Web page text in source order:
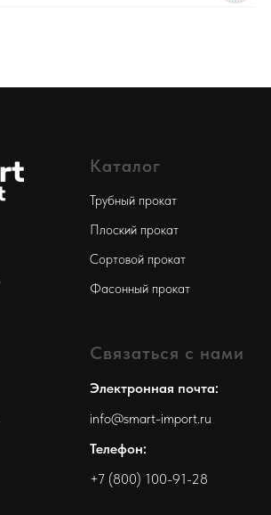
Каталог
Трубный прокат
Плоский прокат
Сортовой прокат
Фасонный прокат
Связаться с нами
Электронная почта:
info@smart-import.ru
Телефон:
+7 (800) 100-91-28